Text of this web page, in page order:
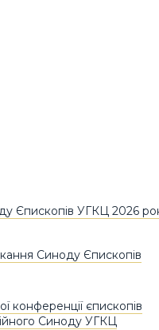
Єпископів УГКЦ 2026
Синоду Єпископів
конференції єпископів
Синоду УГКЦ